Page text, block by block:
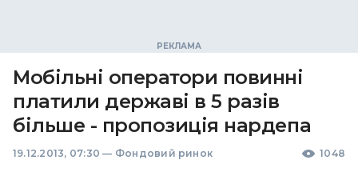
Мобільні оператори повинні
платили державі в 5 разів
більше - пропозиція нардепа
19.12.2013, 07:30 — Фондовий ринок 1048